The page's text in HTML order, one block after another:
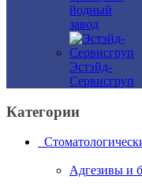
йодный
завод
Эстэйд-
Сервисгруп
Категории
Адгезивы и